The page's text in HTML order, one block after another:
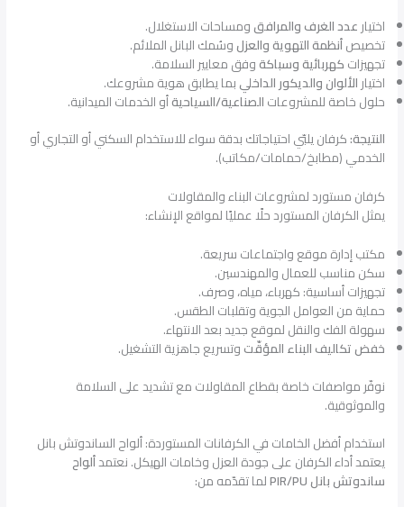
اختيارعدد الغرف والمرافقومساحات الاستغلال.
تخصيصأنظمة التهوية والعزلوسُمك البانل الملائم.
تجهيزاتكهربائية وسباكةوفق معايير السلامة.
اختيارالألوان والديكور الداخليبما يطابق هوية مشروعك.
حلول خاصة للمشروعاتالصناعية/السياحيةأو الخدمات الميدانية.
النتيجة:كرفان يلبّي احتياجاتك بدقة سواء للاستخدام السكني أو التجاري أو
الخدمي (مطابخ/حمامات/مكاتب).
كرفان مستورد لمشروعات البناء والمقاولات
يمثل الكرفان المستورد حلًا عمليًا لمواقع الإنشاء:
مكتب إدارة موقع واجتماعات سريعة.
سكن مناسب للعمال والمهندسين.
تجهيزات أساسية: كهرباء، مياه، وصرف.
حماية من العوامل الجوية وتقلبات الطقس.
سهولة الفك والنقل لموقع جديد بعد الانتهاء.
خفض تكاليف البناء المؤقّتوتسريع جاهزية التشغيل.
نوفّر مواصفات خاصة بقطاع المقاولات مع تشديد على السلامة
والموثوقية.
استخدام أفضل الخامات في الكرفانات المستوردة: ألواح الساندوتش بانل
يعتمد أداء الكرفان على جودة العزل وخامات الهيكل. نعتمدألواح
ساندوتش بانل PIR/PU
لما تقدّمه من: